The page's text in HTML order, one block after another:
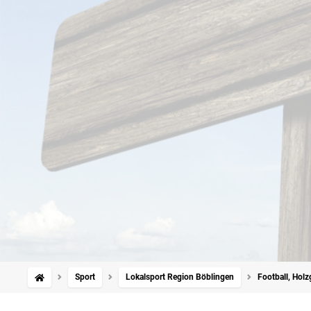
Sport Lokalsport Region Böblingen Football,